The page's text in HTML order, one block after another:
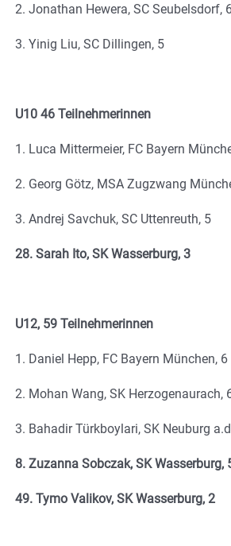
2. Jonathan Hewera, SC Seubelsdorf,
3. Yinig Liu, SC Dillingen, 5
U10 46 Teilnehmerinnen
1. Luca Mittermeier, FC Bayern
2. Georg Götz, MSA Zugzwang
3. Andrej Savchuk, SC Uttenreuth, 5
28. Sarah Ito, SK Wasserburg, 3
U12, 59 Teilnehmerinnen
1. Daniel Hepp, FC Bayern München,
2. Mohan Wang, SK Herzogenaurach,
3. Bahadir Türkboylari, SK Neuburg
8. Zuzanna Sobczak, SK Wasserburg,
49. Tymo Valikov, SK Wasserburg, 2